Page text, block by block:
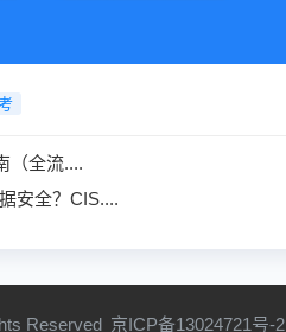
（全流....
安全？CIS....
Reserved 京ICP备13024721号-2